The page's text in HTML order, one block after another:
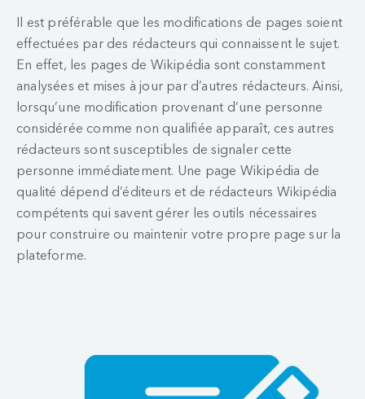
Il est préférable que les modifications de pages soient
effectuées par des rédacteurs qui connaissent le sujet.
En effet, les pages de Wikipédia sont constamment
analysées et mises à jour par d’autres rédacteurs. Ainsi,
lorsqu’une modification provenant d’une personne
considérée comme non qualifiée apparaît, ces autres
rédacteurs sont susceptibles de signaler cette
personne immédiatement. Une page Wikipédia de
qualité dépend d’éditeurs et de rédacteurs Wikipédia
compétents qui savent gérer les outils nécessaires
pour construire ou maintenir votre propre page sur la
plateforme.